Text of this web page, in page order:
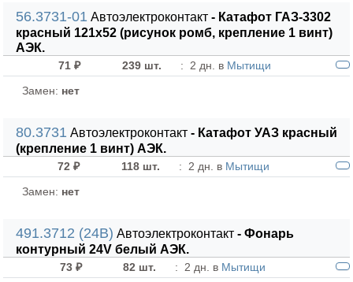
56.3731-01 Автоэлектроконтакт - Катафот ГАЗ-3302
красный 121х52 (рисунок ромб, крепление 1 винт)
АЭК.
71 ₽ 239 шт. : 2 дн. в Мытищи
Замен: нет
80.3731 Автоэлектроконтакт - Катафот УАЗ красный
(крепление 1 винт) АЭК.
72 ₽ 118 шт. : 2 дн. в Мытищи
Замен: нет
491.3712 (24В) Автоэлектроконтакт - Фонарь
контурный 24V белый АЭК.
73 ₽ 82 шт. : 2 дн. в Мытищи